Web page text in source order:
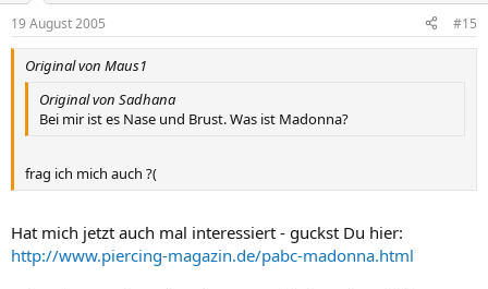
19 August 2005 #15
Original von Maus1
Original von Sadhana
Bei mir ist es Nase und Brust. Was ist Madonna?
frag ich mich auch ?(
Hat mich jetzt auch mal interessiert - guckst Du hier:
http://www.piercing-magazin.de/pabc-madonna.html